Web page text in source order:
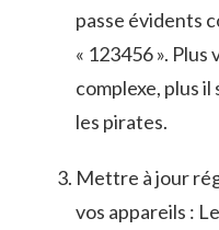
passe évidents
« 123456 ».
complexe, plus
les pirates.
Mettre à jour
vos appareils :